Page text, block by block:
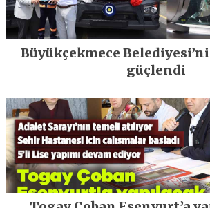
Büyükçekmece
güçlendi